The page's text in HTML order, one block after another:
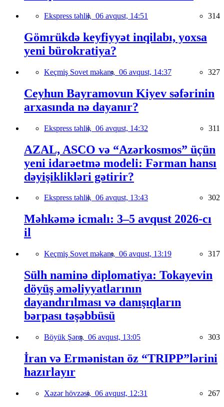
Ekspress təhlil, 06 avqust, 14:51 314
Gömrükdə keyfiyyət inqilabı, yoxsa
yeni bürokratiya?
Keçmiş Sovet məkanı, 06 avqust, 14:37 327
Ceyhun Bayramovun Kiyev səfərinin
arxasında nə dayanır?
Ekspress təhlil, 06 avqust, 14:32 311
AZAL, ASCO və “Azərkosmos” üçün
yeni idarəetmə modeli: Fərman hansı
dəyişiklikləri gətirir?
Ekspress təhlil, 06 avqust, 13:43 302
Məhkəmə icmalı: 3–5 avqust 2026-cı
il
Keçmiş Sovet məkanı, 06 avqust, 13:19 317
Sülh naminə diplomatiya: Tokayevin
döyüş əməliyyatlarının
dayandırılması və danışıqların
bərpası təşəbbüsü
Böyük Şərq, 06 avqust, 13:05 303
İran və Ermənistan öz “TRIPP”lərini
hazırlayır
Xəzər hövzəsi, 06 avqust, 12:31 267